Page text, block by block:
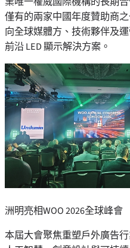
僅有的兩家中國年度贊助商
向全球媒體方、技術夥伴及
前沿 LED 顯示解決方案。
洲明亮相WOO 2026全球峰會
本屆大會聚焦重塑戶外廣告